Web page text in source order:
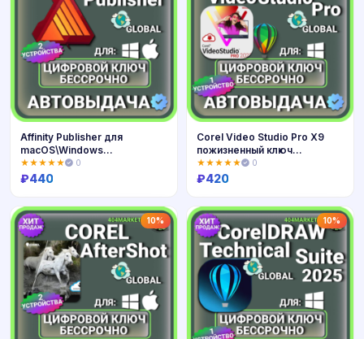
Купить
Affinity Publisher для
macOS\Windows
пожизненный ключ
активации ( глобальный )
★★★★★ 0
₽440
Купить
Corel Video Studio Pro X9
пожизненный ключ
активации ( глобальный )
★★★★★ 0
₽420
10% 10%